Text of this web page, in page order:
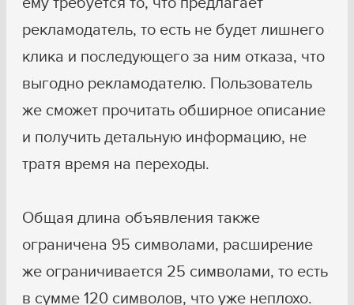
рекламодатель, то есть не будет лишнего
клика и последующего за ним отказа, что
выгодно рекламодателю. Пользователь
же сможет прочитать обширное описание
и получить детальную информацию, не
тратя время на переходы.
Общая длина объявления также
ограничена 95 символами, расширение
же ограничивается 25 символами, то есть
в сумме 120 символов, что уже неплохо.